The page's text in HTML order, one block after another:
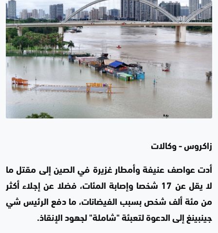
زاكروس - وكالات
أدت عواصف عنيفة وأمطار غزيرة في الصين إلى مقتل ما
لا يقل عن 17 شخصا وإصابة المئات، فضلا عن إجلاء أكثر
من مئة ألف شخص بسبب الفيضانات، ما دفع الرئيس شي
جينبينغ إلى الدعوة لتعبئة "شاملة" لجهود الإنقاذ.